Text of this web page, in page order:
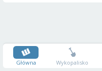
Główna Wykopalisko